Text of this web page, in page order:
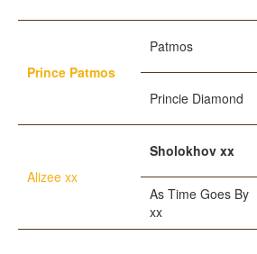
Prince Patmos
Patmos
Princie Diamond
Alizee xx
Sholokhov xx
As Time Goes By
xx